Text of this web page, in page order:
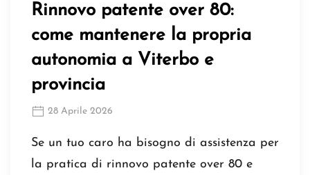
Rinnovo patente over 80:
come mantenere la propria
autonomia a Viterbo e
provincia
28 Aprile 2026
Se un tuo caro ha bisogno di assistenza per
la pratica di rinnovo patente over 80 e